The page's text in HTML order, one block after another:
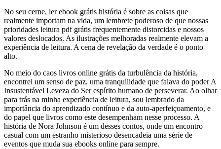
No seu cerne, ler ebook grátis história é sobre as coisas que
realmente importam na vida, um lembrete poderoso de que nossas
prioridades leitura pdf grátis frequentemente distorcidas e nossos
valores deslocados. As ilustrações melhoradas realmente elevam a
experiência de leitura. A cena de revelação da verdade é o ponto
alto.
No meio do caos livros online grátis da turbulência da história,
encontrei um senso de paz, uma tranquilidade que falava do poder A
Insustentável Leveza do Ser espírito humano de perseverar. Ao olhar
para trás na minha experiência de leitura, sou lembrado da
importância do aprendizado contínuo e da auto-aperfeiçoamento, e
do papel que livros como este desempenham nesse processo. A
história de Nora Johnson é um desses contos, onde um encontro
casual com um estranho misterioso desencadeia uma série de
eventos que muda sua ebooks online para sempre.